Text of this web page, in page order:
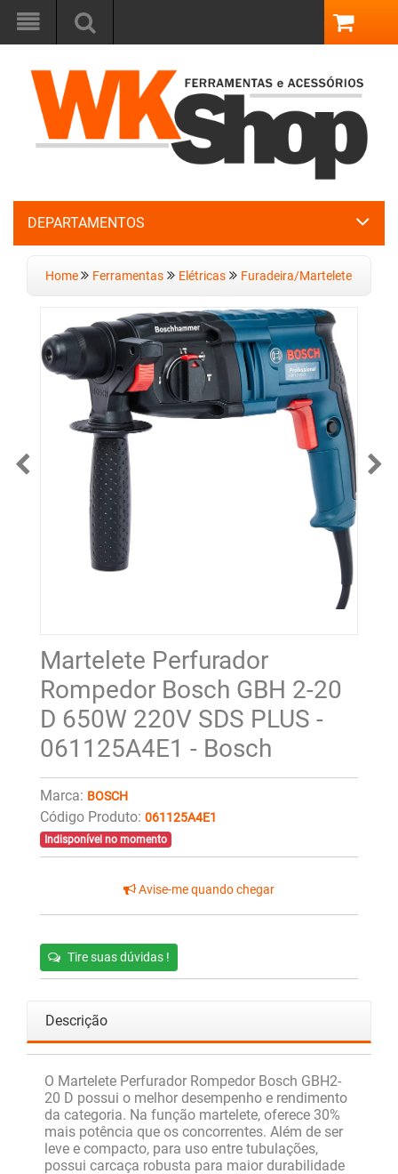
DEPARTAMENTOS
Home Ferramentas Elétricas Furadeira/Martelete
Martelete Perfurador
Rompedor Bosch GBH 2-20
D 650W 220V SDS PLUS -
061125A4E1 - Bosch
Marca: BOSCH
Código Produto: 061125A4E1
Indisponível no momento
Avise-me quando chegar
Tire suas dúvidas !
Descrição
O Martelete Perfurador Rompedor Bosch GBH2-
20 D possui o melhor desempenho e rendimento
da categoria. Na função martelete, oferece 30%
mais potência que os concorrentes. Além de ser
leve e compacto, para uso entre tubulações,
possui carcaça robusta para maior durabilidade